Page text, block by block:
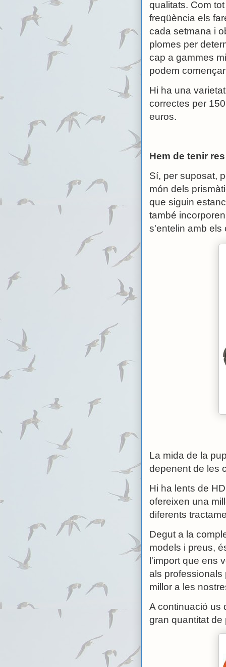
qualitats. Com
freqüència els
cada setmana i
plomes per
cap a gammes
podem
Hi ha una
correctes per
euros.
Hem de tenir
Sí, per suposat,
món dels
que siguin
també
s'entelin amb els
La mida de la
depenent de les
Hi ha lents de
ofereixen una
diferents
Degut a la
models i preus,
l'import que ens
als professionals
millor a les
A continuació us
gran quantitat de